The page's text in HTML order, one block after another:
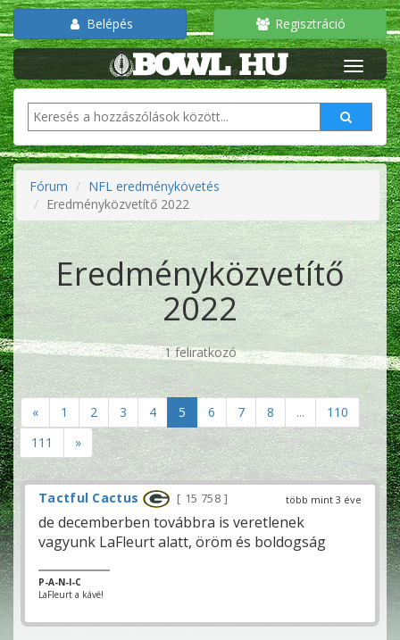
Belépés Regisztráció
Fórum
NFL eredménykövetés
Eredményközvetítő 2022
Eredményközvetítő
2022
1 feliratkozó
« 1 2 3 4 5 6 7 8 ...
110
111
»
több mint 3 éve
Tactful Cactus 15 758
de decemberben továbbra is veretlenek
vagyunk LaFleurt alatt, öröm és boldogság
P-A-N-I-C
LaFleurt a kávé!